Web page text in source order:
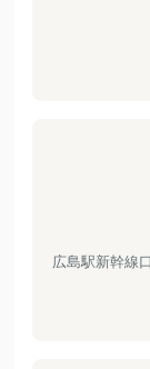
広島駅新幹線